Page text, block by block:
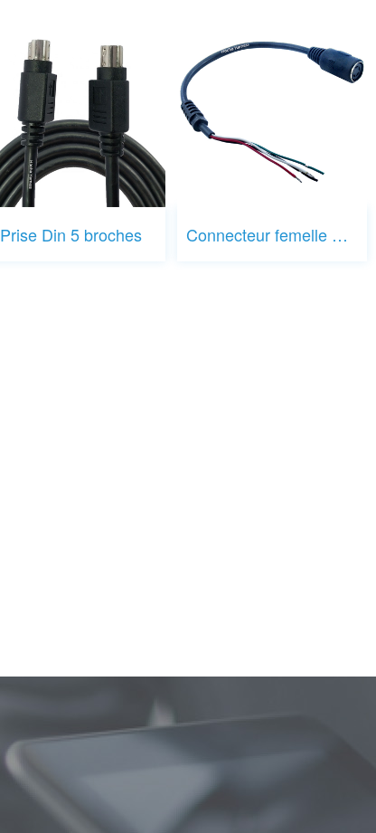
Prise Din 5 broches Connecteur femelle DIN 4 broches